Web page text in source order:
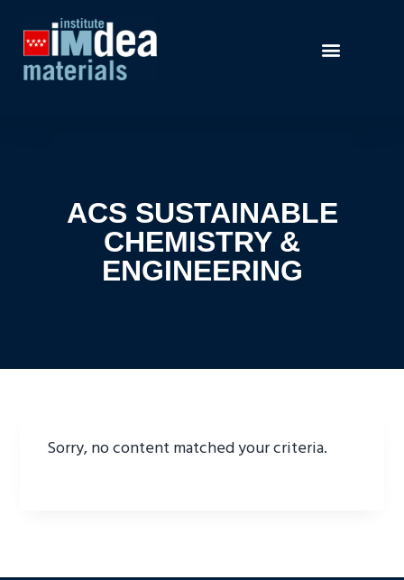
ACS SUSTAINABLE
CHEMISTRY &
ENGINEERING
Sorry, no content matched your criteria.